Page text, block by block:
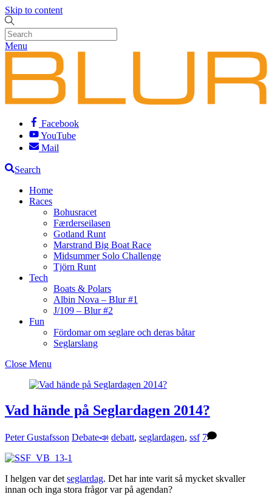
Skip to content
Menu
Facebook
YouTube
Mail
Search
Home
Races
Bohusracet
Færderseilasen
Gotland Runt
Marstrand Big Boat Race
Midsummer Solo Challenge
Tjörn Runt
Tech
Boats & Polars
Albin Nova – Blur #1
J/109 – Blur #2
Fun
Fördomar om seglare och deras båtar
Seglarslang
Close Menu
Vad hände på Seglardagen 2014?
Peter Gustafsson Debate📣 debatt, seglardagen, ssf 7
I helgen var det seglardag. Det har inte varit så mycket skvaller
innan och inga stora frågor var på agendan?